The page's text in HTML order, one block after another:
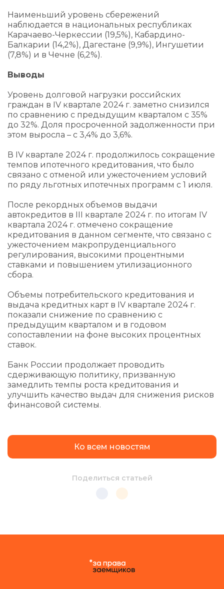
Наименьший уровень сбережений
наблюдается в национальных республиках
Карачаево-Черкессии (19,5%), Кабардино-
Балкарии (14,2%), Дагестане (9,9%), Ингушетии
(7,8%) и в Чечне (6,2%).
Выводы
Уровень долговой нагрузки российских
граждан в IV квартале 2024 г. заметно снизился
по сравнению с предыдущим кварталом c 35%
до 32%. Доля просроченной задолженности при
этом выросла – с 3,4% до 3,6%.
В IV квартале 2024 г. продолжилось сокращение
темпов ипотечного кредитования, что было
связано с отменой или ужесточением условий
по ряду льготных ипотечных программ с 1 июля.
После рекордных объемов выдачи
автокредитов в III квартале 2024 г. по итогам IV
квартала 2024 г. отмечено сокращение
кредитования в данном сегменте, что связано с
ужесточением макропруденциального
регулирования, высокими процентными
ставками и повышением утилизационного
сбора.
Объемы потребительского кредитования и
выдача кредитных карт в IV квартале 2024 г.
показали снижение по сравнению с
предыдущим кварталом и в годовом
сопоставлении на фоне высоких процентных
ставок.
Банк России продолжает проводить
сдерживающую политику, призванную
замедлить темпы роста кредитования и
улучшить качество выдач для снижения рисков
финансовой системы.
Ко всем новостям
Поделиться статьей